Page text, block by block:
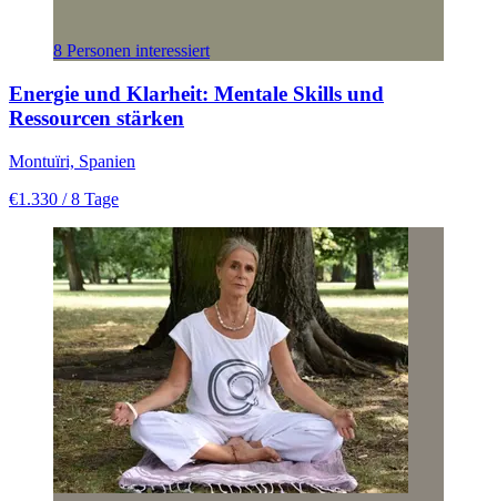
8 Personen interessiert
Energie und Klarheit: Mentale Skills und
Ressourcen stärken
Montuïri, Spanien
€1.330 / 8 Tage